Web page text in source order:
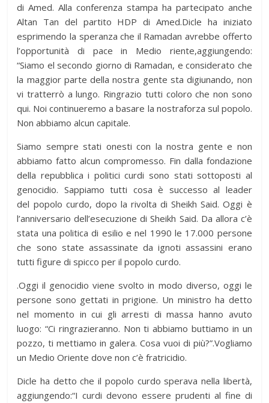
di Amed. Alla conferenza stampa ha partecipato anche
Altan Tan del partito HDP di Amed.Dicle ha iniziato
esprimendo la speranza che il Ramadan avrebbe offerto
l’opportunità di pace in Medio riente,aggiungendo:
“Siamo el secondo giorno di Ramadan, e considerato che
la maggior parte della nostra gente sta digiunando, non
vi tratterrò a lungo. Ringrazio tutti coloro che non sono
qui. Noi continueremo a basare la nostraforza sul popolo.
Non abbiamo alcun capitale.
Siamo sempre stati onesti con la nostra gente e non
abbiamo fatto alcun compromesso. Fin dalla fondazione
della repubblica i politici curdi sono stati sottoposti al
genocidio. Sappiamo tutti cosa è successo al leader
del popolo curdo, dopo la rivolta di Sheikh Said. Oggi è
l’anniversario dell’esecuzione di Sheikh Said. Da allora c’è
stata una politica di esilio e nel 1990 le 17.000 persone
che sono state assassinate da ignoti assassini erano
tutti figure di spicco per il popolo curdo.
.Oggi il genocidio viene svolto in modo diverso, oggi le
persone sono gettati in prigione. Un ministro ha detto
nel momento in cui gli arresti di massa hanno avuto
luogo: “Ci ringrazieranno. Non ti abbiamo buttiamo in un
pozzo, ti mettiamo in galera. Cosa vuoi di più?”.Vogliamo
un Medio Oriente dove non c’è fratricidio.
Dicle ha detto che il popolo curdo sperava nella libertà,
aggiungendo:“I curdi devono essere prudenti al fine di